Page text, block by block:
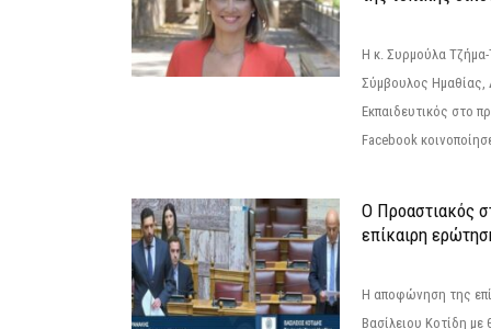
Η κ. Συρμούλα
Σύμβουλος Ημαθίας,
Εκπαιδευτικός στο
Facebook
Ο Προαστιακός
επίκαιρη
Η αποφώνηση της
Βασίλειου Κοτίδη με